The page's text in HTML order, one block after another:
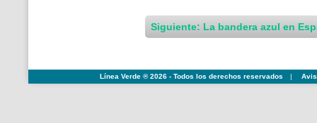
Siguiente: La bandera azul en
Línea Verde ® 2026 - Todos los derechos reservados |